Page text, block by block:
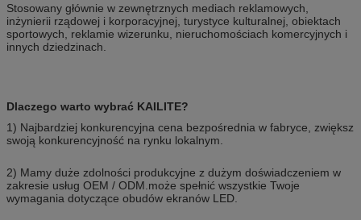
Stosowany głównie w zewnętrznych mediach reklamowych,
inżynierii rządowej i korporacyjnej, turystyce kulturalnej, obiektach
sportowych, reklamie wizerunku, nieruchomościach komercyjnych i
innych dziedzinach.
Dlaczego warto wybrać KAILITE?
1) Najbardziej konkurencyjna cena bezpośrednia w fabryce, zwiększ
swoją konkurencyjność na rynku lokalnym.
2) Mamy duże zdolności produkcyjne z dużym doświadczeniem w
zakresie usług OEM / ODM.może spełnić wszystkie Twoje
wymagania dotyczące obudów ekranów LED.